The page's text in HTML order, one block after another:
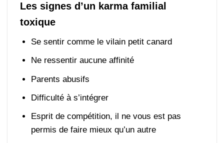
Les signes d’un karma familial
toxique
Se sentir comme le vilain petit canard
Ne ressentir aucune affinité
Parents abusifs
Difficulté à s’intégrer
Esprit de compétition, il ne vous est pas
permis de faire mieux qu’un autre